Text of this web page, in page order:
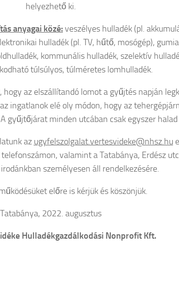
helyezhető ki.
anyagai közé:veszélyes hulladék (pl.
hulladék (pl. TV, hűtő, mosógép),
kommunális hulladék, szelektív
túlsúlyos, túlméretes lomhulladék.
hogy az elszállítandó lomot a gyűjtés napján
ingatlanok elé oly módon, hogy az
gyűjtőjárat minden utcában csak egyszer halad
az ugyfelszolgalat.vertesvideke@nhsz.hu
valamint a Tatabánya, Erdész
személyesen áll rendelkezésére.
előre is kérjük és köszönjük.
Tatabánya, 2022. augusztus
Hulladékgazdálkodási Nonprofit Kft.